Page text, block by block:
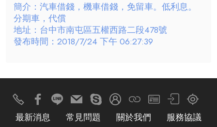
簡介：汽車借錢，機車借錢，免留車。低利息。
分期車，代償
地址：台中市南屯區五權西路二段478號
發布時間：2018/7/24 下午 06:27:39
最新消息 常見問題 關於我們 服務協議